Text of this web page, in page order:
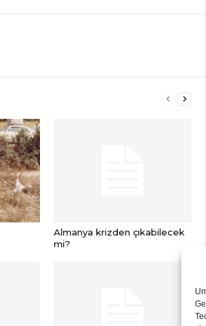
Almanya krizden çıkabilecek
mi?